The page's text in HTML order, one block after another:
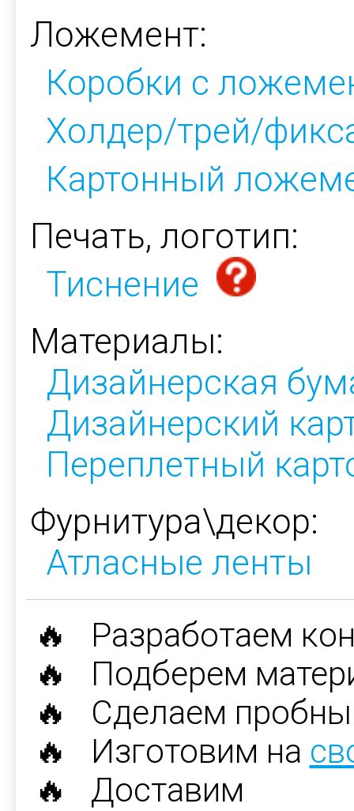
Ложемент:
Коробки с
Холдер/трей/
Картонный
Печать, логотип:
Тиснение
Материалы:
Дизайнерская
Дизайнерский
Переплетный
Фурнитура\декор:
Атласные ленты
🔥 Разработаем
🔥 Подберем
🔥 Сделаем
🔥 Изготовим на
🔥 Доставим